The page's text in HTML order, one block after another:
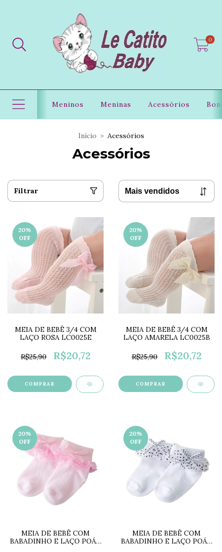
0
Meninos Meninas Acessórios
Início > Acessórios
Acessórios
Filtrar
20%
OFF
MEIA DE BEBÊ 3/4 COM
LAÇO ROSA LC0025E
R$25,90 R$20,72
COMPRAR
20%
OFF
MEIA DE BEBÊ 3/4 COM
LAÇO AMARELA LC0025B
R$25,90 R$20,72
COMPRAR
20%
OFF
MEIA DE BEBÊ COM
BABADINHO E LAÇO POÁ -
20%
OFF
MEIA DE BEBÊ COM
BABADINHO E LAÇO POÁ -